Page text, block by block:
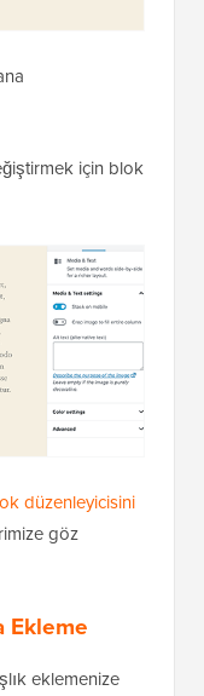
için blok
düzenleyicisini
göz
Ekleme
eklemenize